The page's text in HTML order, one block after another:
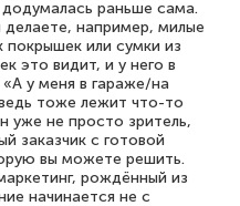
раньше сама.
делаете, например, милые
покрышек или сумки из
это видит, и у него в
у меня в гараже/на
тоже лежит что-то
уже не просто зритель,
заказчик с готовой
вы можете решить.
рождённый из
начинается не с